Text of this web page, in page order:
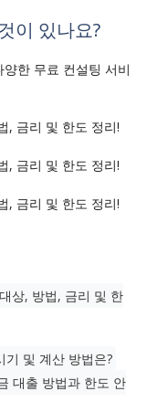
이 있나요?
한 무료 컨설팅 서비
, 금리 및 한도 정리!
, 금리 및 한도 정리!
, 금리 및 한도 정리!
상, 방법, 금리 및 한
기 및 계산 방법은?
대출 방법과 한도 안